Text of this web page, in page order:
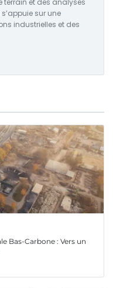
sur une
industrielles et des
Bas-Carbone : Vers un